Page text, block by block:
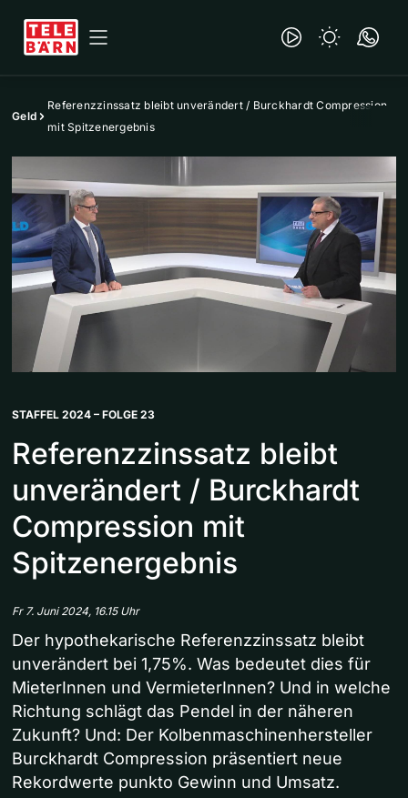
Geld
Referenzzinssatz bleibt unverändert / Burckhardt Compression
mit Spitzenergebnis
STAFFEL 2024 – FOLGE 23
Referenzzinssatz bleibt
unverändert / Burckhardt
Compression mit
Spitzenergebnis
Fr 7. Juni 2024, 16.15 Uhr
Der hypothekarische Referenzzinssatz bleibt
unverändert bei 1,75%. Was bedeutet dies für
MieterInnen und VermieterInnen? Und in welche
Richtung schlägt das Pendel in der näheren
Zukunft? Und: Der Kolbenmaschinenhersteller
Burckhardt Compression präsentiert neue
Rekordwerte punkto Gewinn und Umsatz.